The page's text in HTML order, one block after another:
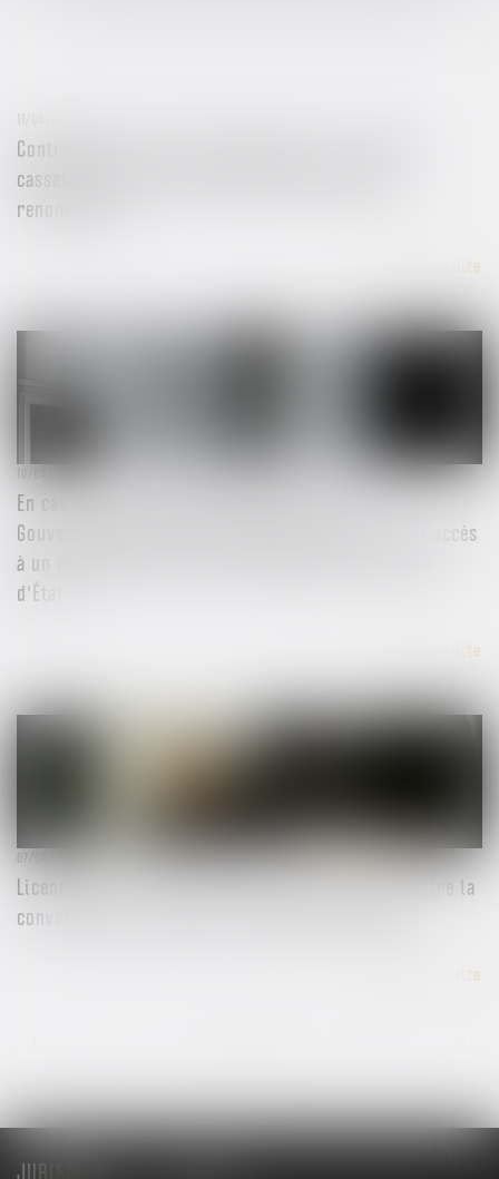
Contrefaçon et concurrence déloyale : la Cour de
cassation confirme la protection des marques
renommées !
Lire la suite
En cas de circonstances exceptionnelles, le
Gouvernement peut interrompre provisoirement l’accès
à un réseau social, mais sous conditions - Conseil
d'État
10/04/2025
Lire la suite
Licenciement : 5 jours pleins doivent s'écouler entre la
convocation à entretien et l'entretien préalable
07/04/2025
Lire la suite
JURISQUAD